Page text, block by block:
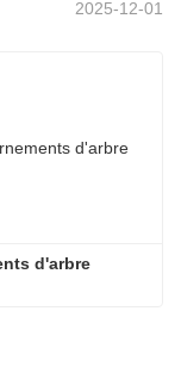
2025-12-01
d'arbre